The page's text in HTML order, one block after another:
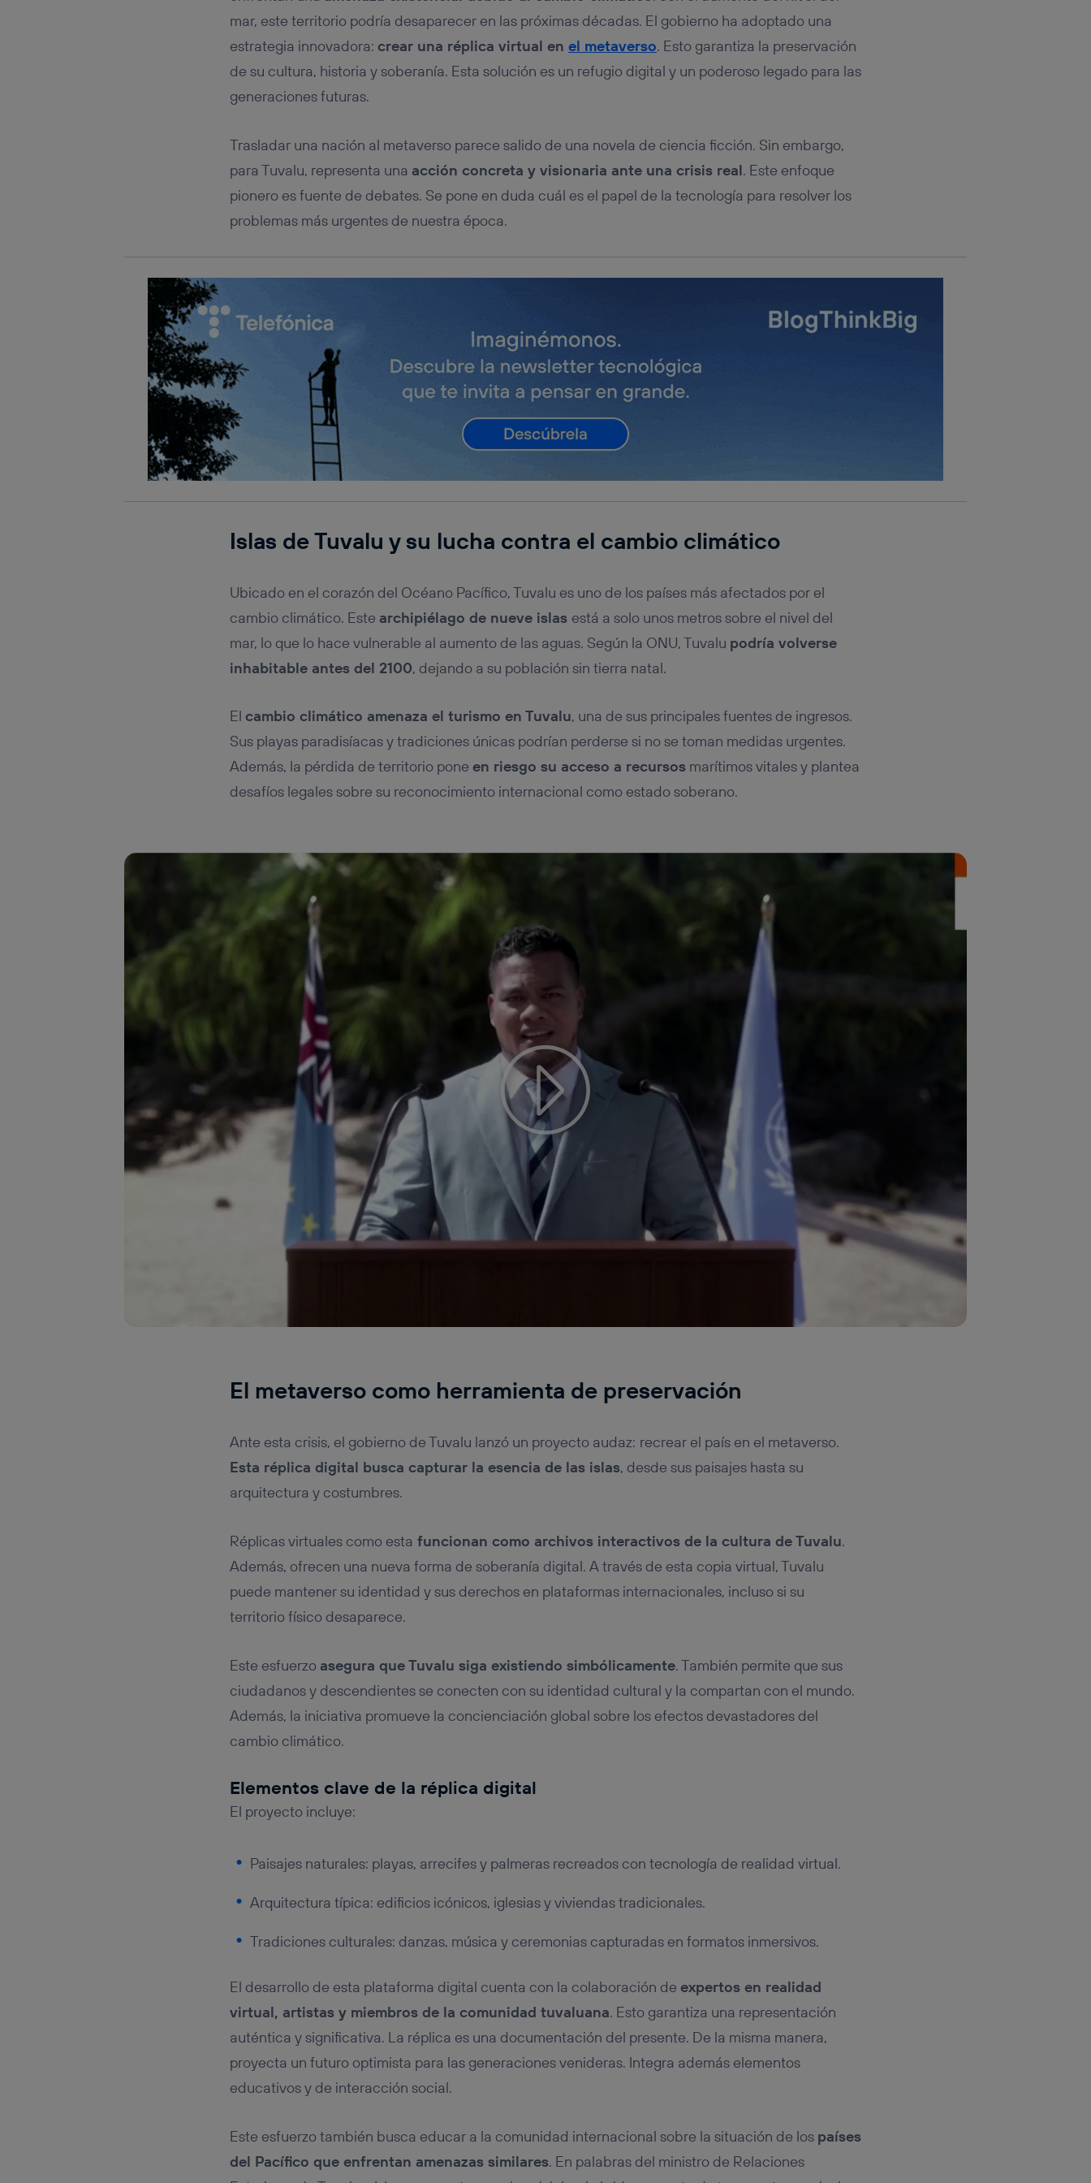
mar, este territorio podría desaparecer en las próximas décadas. El gobierno ha adoptado una
estrategia innovadora: crear una réplica virtual en el metaverso. Esto garantiza la preservación
de su cultura, historia y soberanía. Esta solución es un refugio digital y un poderoso legado para las
generaciones futuras.
Trasladar una nación al metaverso parece salido de una novela de ciencia ficción. Sin embargo,
para Tuvalu, representa una acción concreta y visionaria ante una crisis real. Este enfoque
pionero es fuente de debates. Se pone en duda cuál es el papel de la tecnología para resolver los
problemas más urgentes de nuestra época.
Islas de Tuvalu y su lucha contra el cambio climático
Ubicado en el corazón del Océano Pacífico, Tuvalu es uno de los países más afectados por el
cambio climático. Este archipiélago de nueve islas está a solo unos metros sobre el nivel del
mar, lo que lo hace vulnerable al aumento de las aguas. Según la ONU, Tuvalu podría volverse
inhabitable antes del 2100, dejando a su población sin tierra natal.
El cambio climático amenaza el turismo en Tuvalu, una de sus principales fuentes de ingresos.
Sus playas paradisíacas y tradiciones únicas podrían perderse si no se toman medidas urgentes.
Además, la pérdida de territorio pone en riesgo su acceso a recursosmarítimos vitales y plantea
desafíos legales sobre su reconocimiento internacional como estado soberano.
El metaverso como herramienta de preservación
Ante esta crisis, el gobierno de Tuvalu lanzó un proyecto audaz: recrear el país en el metaverso.
Esta réplica digital busca capturar la esencia de las islas, desde sus paisajes hasta su
arquitectura y costumbres.
Réplicas virtuales como esta funcionan como archivos interactivos de la cultura de Tuvalu.
Además, ofrecen una nueva forma de soberanía digital. A través de esta copia virtual, Tuvalu
puede mantener su identidad y sus derechos en plataformas internacionales, incluso si su
territorio físico desaparece.
Este esfuerzo asegura que Tuvalu siga existiendo simbólicamente. También permite que sus
ciudadanos y descendientes se conecten con su identidad cultural y la compartan con el mundo.
Además, la iniciativa promueve la concienciación global sobre los efectos devastadores del
cambio climático.
Elementos clave de la réplica digital
El proyecto incluye:
Paisajes naturales: playas, arrecifes y palmeras recreados con tecnología de realidad virtual.
Arquitectura típica: edificios icónicos, iglesias y viviendas tradicionales.
Tradiciones culturales: danzas, música y ceremonias capturadas en formatos inmersivos.
El desarrollo de esta plataforma digital cuenta con la colaboración de expertos en realidad
virtual, artistas y miembros de la comunidad tuvaluana. Esto garantiza una representación
auténtica y significativa. La réplica es una documentación del presente. De la misma manera,
proyecta un futuro optimista para las generaciones venideras. Integra además elementos
educativos y de interacción social.
Este esfuerzo también busca educar a la comunidad internacional sobre la situación de los países
del Pacífico que enfrentan amenazas similares. En palabras del ministro de Relaciones
conecte su dispositivo y consienta el uso de la tecnología recibirá el mismo identificador.
Típicamente:
Si utilizas unaconexión de banda ancha(p. ej., Wi-Fi), el marketing o análisis se
realizará en función de las actividades de navegación de los miembros del hogar que
Puedes gestionar los consentimientos Utiq seleccionando “Administrar Utiq” en la parte
inferior de esta página web o visitando el
portal de privacidad de Utiq (“consenthub”)
Para más información, consulta la política de privacidad de Utiq.